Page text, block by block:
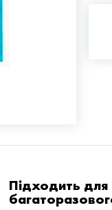
Підходить для